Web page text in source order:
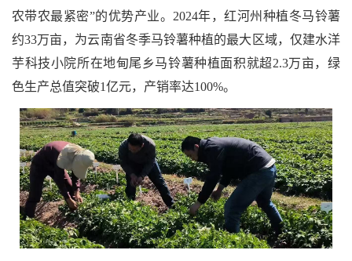
农带农最紧密”的优势产业。2024年，红河州种植冬马铃薯
约33万亩，为云南省冬季马铃薯种植的最大区域，仅建水洋
芋科技小院所在地甸尾乡马铃薯种植面积就超2.3万亩，绿
色生产总值突破1亿元，产销率达100%。